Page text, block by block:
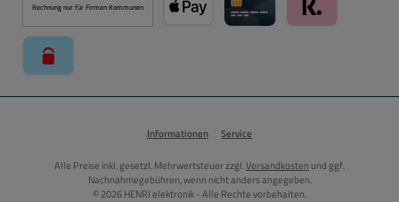
Rechnung nur für Firmen Kommunen
Informationen Service
Alle Preise inkl. gesetzl. Mehrwertsteuer zzgl.Versandkosten und ggf.
Nachnahmegebühren, wenn nicht anders angegeben.
© 2026 HENRI elektronik - Alle Rechte vorbehalten.